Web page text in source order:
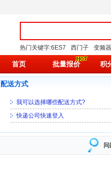
热门关键字:6ES7 西门子 变频器
首页 批量报价 积
配送方式
我可以选择哪些配送方式?
快递公司快速登入
问